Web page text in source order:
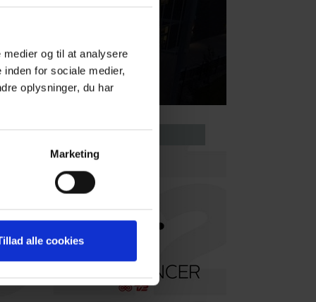
og til at analysere
for sociale medier,
oplysninger, du har
Marketing
alle cookies